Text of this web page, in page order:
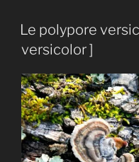
Le polypore
versicolor ]